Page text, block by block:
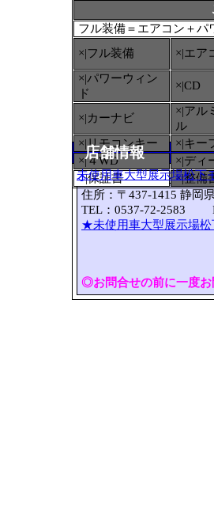
フル装備＝エアコン＋パ
×|フル装備
×|エア
×|パワーウィン
ド
×|CD
×|カーナビ
×|アル
ル
×|リモコンキー
×|キー
×|４WD
×|ディ
○|保証書 ×|整備
店舗情報
未使用車大型展示場松下
住所：〒437-1415 静岡
TEL：0537-72-2583
★未使用車大型展示場松
◎お問合せの前に一度お